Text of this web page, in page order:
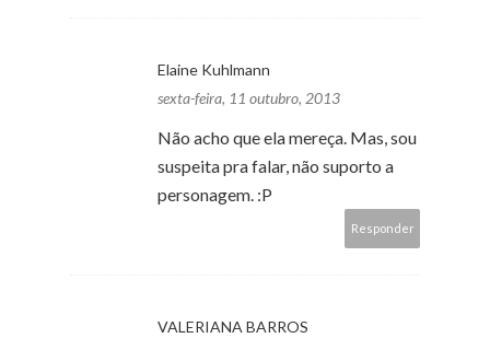
Elaine Kuhlmann
sexta-feira, 11 outubro, 2013
Não acho que ela mereça. Mas, sou
suspeita pra falar, não suporto a
personagem. :P
Responder
VALERIANA BARROS